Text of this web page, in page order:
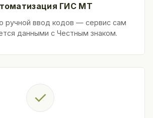
ГИС МТ
ручной ввод кодов — сервис сам
данными с Честным знаком.
✓